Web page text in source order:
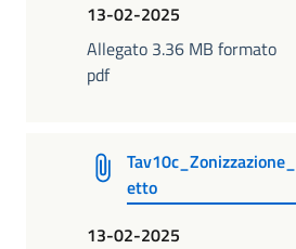
13-02-2025
Allegato 3.36 MB formato
pdf
etto
13-02-2025